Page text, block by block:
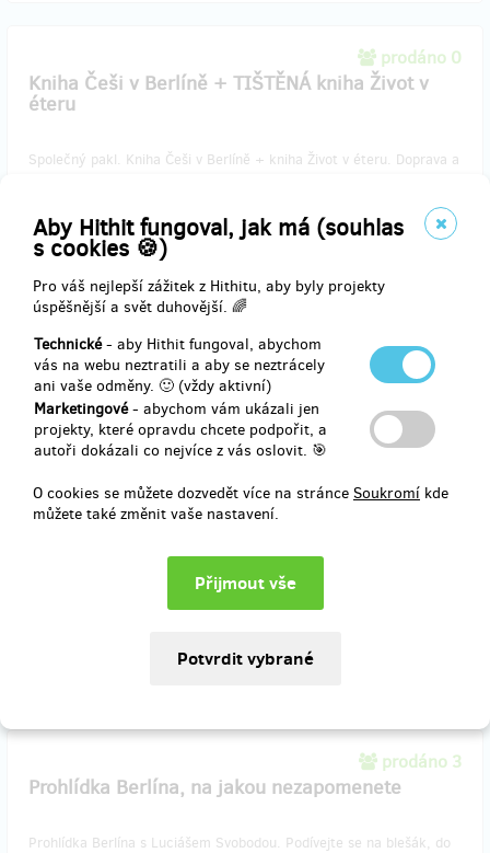
Aby Hithit fungoval, jak má (souhlas
s cookies 🍪)
Pro váš nejlepší zážitek z Hithitu, aby byly projekty
úspěšnější a svět duhovější. 🌈
Technické- aby Hithit fungoval, abychom
vás na webu neztratili a aby se neztrácely
ani vaše odměny. 🙂 (vždy aktivní)
Marketingové- abychom vám ukázali jen
projekty, které opravdu chcete podpořit, a
autoři dokázali co nejvíce z vás oslovit. 🎯
O cookies se můžete dozvedět více na stránce Soukromí kde
můžete také změnit vaše nastavení.
prodáno 0
Kniha Češi v Berlíně + TIŠTĚNÁ kniha Život v
éteru
Společný pakl. ​Kniha Češi v Berlíně + kniha Život v éteru. Doprava a
Doručení odměny: Zásilkovna, do čtvrt roku po ukončení projektu
na Hithitu
1 399 Kč
Kniha + večírek
V ceně je 1 výtisk knihy a 2 vstupy na křest knihy s velmi
omezenou účastí v pražském Goethe-Institutu. Akce se koná
Doručení odměny: do půl roku po ukončení projektu na Hithitu
prodáno 3
​Prohlídka Berlína, na jakou nezapomenete
Prohlídka Berlína s Luciášem Svobodou. Podívejte se na blešák, do